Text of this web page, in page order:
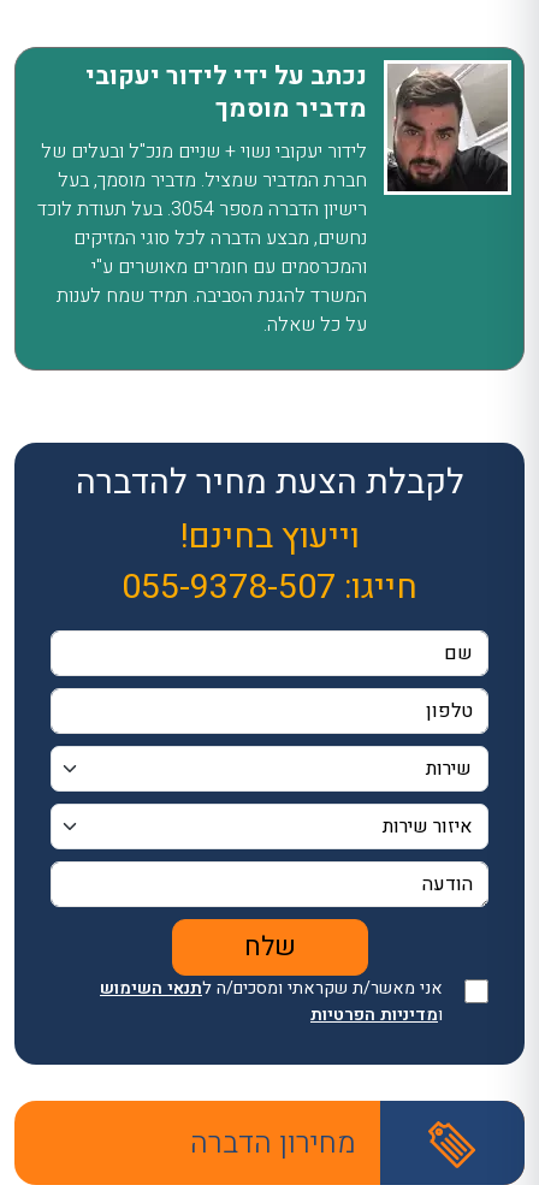
לקבלת הצעת מחיר להדברה
וייעוץ בחינם!
חייגו: 055-9378-507
אני מאשר/ת שקראתי ומסכים/ה לתנאי השימוש
ומדיניות הפרטיות
מחירון הדברה
נכתב על ידי לידור יעקובי
מדביר מוסמך
לידור יעקובי נשוי + שניים מנכ"ל ובעלים של
חברת המדביר שמציל. מדביר מוסמך, בעל
רישיון הדברה מספר 3054. בעל תעודת לוכד
נחשים, מבצע הדברה לכל סוגי המזיקים
והמכרסמים עם חומרים מאושרים ע"י
המשרד להגנת הסביבה. תמיד שמח לענות
על כל שאלה.